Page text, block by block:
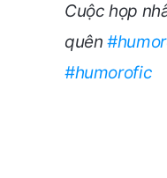
Cuộc họp
quên
#humorofic